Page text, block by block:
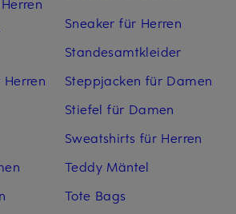
Sneaker für Herren
Standesamtkleider
Steppjacken für Damen
Stiefel für Damen
Sweatshirts für Herren
Teddy Mäntel
Tote Bags